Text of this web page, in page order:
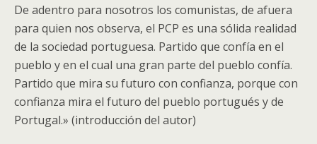
De adentro para nosotros los comunistas, de afuera
para quien nos observa, el PCP es una sólida realidad
de la sociedad portuguesa. Partido que confía en el
pueblo y en el cual una gran parte del pueblo confía.
Partido que mira su futuro con confianza, porque con
confianza mira el futuro del pueblo portugués y de
Portugal.» (introducción del autor)